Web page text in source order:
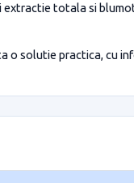
extractie totala si
o solutie practica, cu